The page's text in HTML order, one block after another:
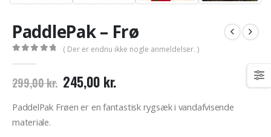
PaddlePak – Frø
( Der er endnu ikke nogle anmeldelser. )
299,00kr. Den
oprindelige
pris
245,00 kr.Den
aktuelle
pris
PaddelPak Frøen er en fantastisk rygsæk i vandafvisende
materiale.